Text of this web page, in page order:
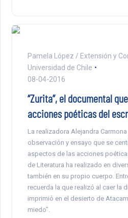
Pamela López / Extensión y
Universidad de Chile
08-04-2016
“Zurita”, el documental
acciones poéticas del
La realizadora Alejandra
observación y ensayo que se
aspectos de las acciones
de Literatura ha realizado en
también en su propio cuerpo.
recuerda la que realizó al caer la
imprimió en el desierto de
miedo”.